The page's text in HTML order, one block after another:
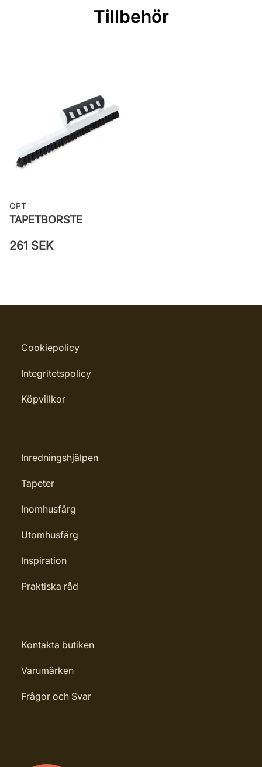
Mönsterrepetition: 6,63 cm
Leverantörens artikelnummer: 7674
Tillbehör
QPT
TAPETBORSTE
261 SEK
Cookiepolicy
Integritetspolicy
Köpvillkor
Inredningshjälpen
Tapeter
Inomhusfärg
Utomhusfärg
Inspiration
Praktiska råd
Kontakta butiken
Varumärken
Frågor och Svar